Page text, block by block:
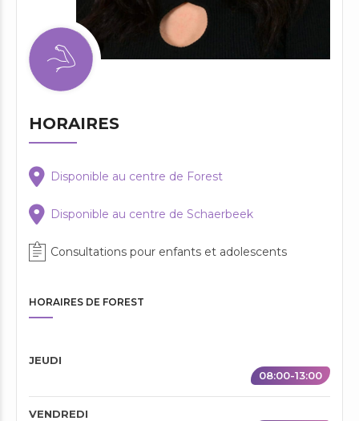
HORAIRES
Disponible au centre de Forest
Disponible au centre de Schaerbeek
Consultations pour enfants et adolescents
HORAIRES DE FOREST
JEUDI
08:00-13:00
VENDREDI